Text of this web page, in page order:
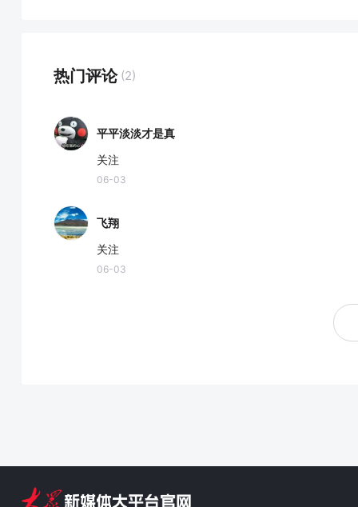
热门评论 (2)
平平淡淡才是真
关注
06-03
飞翔
关注
06-03